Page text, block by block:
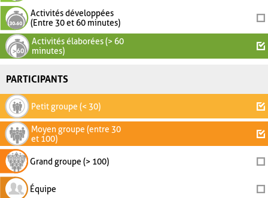
Activités développées
(Entre 30 et 60 minutes)
Activités élaborées (> 60
minutes)
PARTICIPANTS
Petit groupe (< 30)
Moyen groupe (entre 30
et 100)
Grand groupe (> 100)
Équipe